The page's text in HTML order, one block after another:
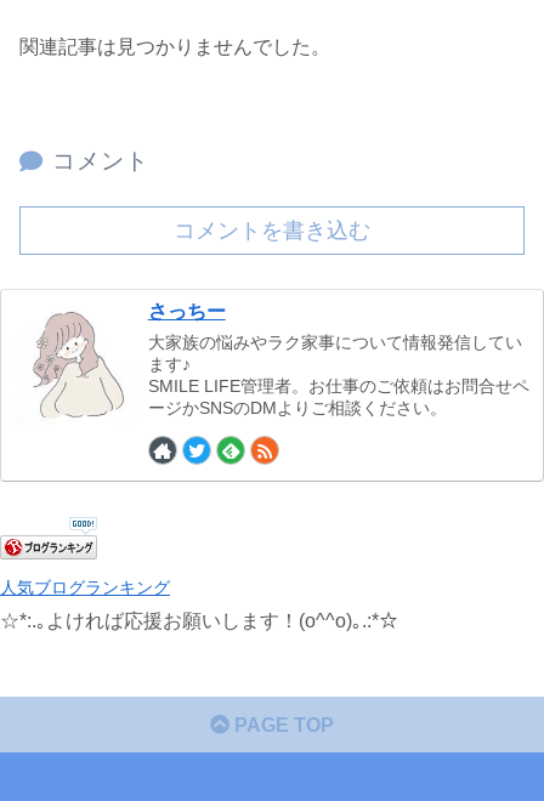
関連記事は見つかりませんでした。
コメント
コメントを書き込む
さっちー
大家族の悩みやラク家事について情報発信してい
ます♪
SMILE LIFE管理者。お仕事のご依頼はお問合せペ
ージかSNSのDMよりご相談ください。
人気ブログランキング
☆*:.｡よければ応援お願いします！(o^^o)｡.:*☆
PAGE TOP